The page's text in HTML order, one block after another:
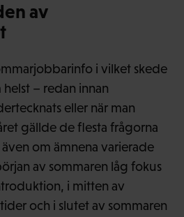
av
i vilket skede
– redan innan
eller när man
gällde de flesta frågorna
om ämnena varierade
av sommaren låg fokus
i mitten av
och i slutet av sommaren